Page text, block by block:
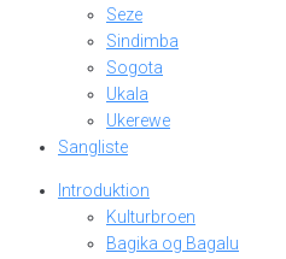
Seze
Sindimba
Sogota
Ukala
Ukerewe
Sangliste
Introduktion
Kulturbroen
Bagika og Bagalu